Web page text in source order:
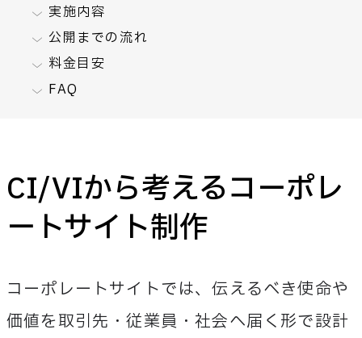
実施内容
公開までの流れ
料金目安
FAQ
CI/VIから考えるコーポレ
ートサイト制作
コーポレートサイトでは、伝えるべき使命や
価値を取引先・従業員・社会へ届く形で設計